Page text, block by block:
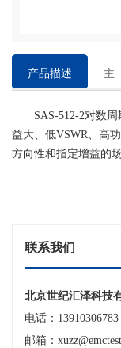
产品描述
主
特
点
SAS-512-2对数周
益大、低VSWR、高
方向性和指定增益的场
联系我们
北京世纪汇泽科技
电话：13910306783
邮箱：